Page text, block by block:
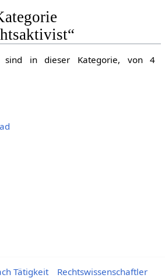
sind in dieser Kategorie, von 4
Tätigkeit
Rechtswissenschaftler